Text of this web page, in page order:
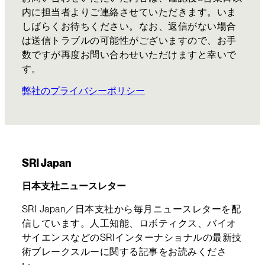
内に担当者よりご連絡させていただきます。いま
しばらくお待ちください。なお、返信がない場合
は送信トラブルの可能性がございますので、お手
数ですが再度お問い合わせいただけますと幸いで
す。
弊社のプライバシーポリシー
SRI Japan
日本支社ニュースレター
SRI Japan／日本支社から毎月ニュースレターを配
信しています。人工知能、ロボティクス、バイオ
サイエンスなどのSRIインターナショナルの最新技
術ブレークスルーに関する記事をお読みくださ